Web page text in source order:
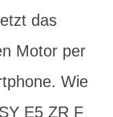
das
Motor per
Wie
E5 ZR F